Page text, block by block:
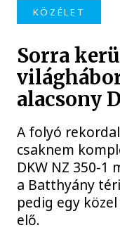
KÖZÉLET
Sorra
alacsony
A folyó
csaknem
DKW NZ 350-
a Batthyány
pedig egy
elő.